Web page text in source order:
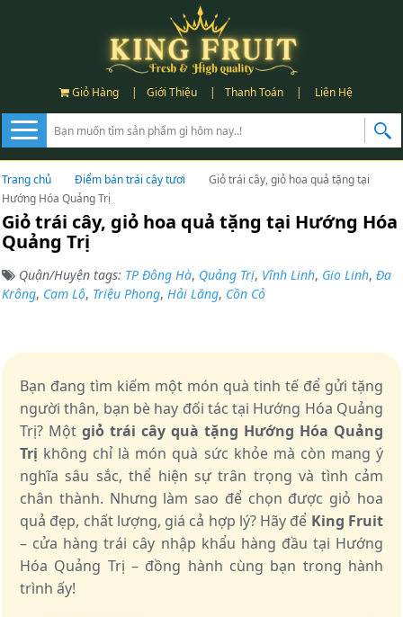
Giỏ Hàng | Giới Thiệu | Thanh Toán | Liên Hệ
Trang chủ Điểm bán trái cây tươi
Giỏ trái cây, giỏ hoa quả tặng tại
Hướng Hóa Quảng Trị
Giỏ trái cây, giỏ hoa quả tặng tại Hướng Hóa
Quảng Trị
Quận/Huyện tags: TP Đông Hà, Quảng Trị, Vĩnh Linh, Gio Linh, Đa
Krông, Cam Lộ, Triệu Phong, Hải Lăng, Cồn Cỏ
Bạn đang tìm kiếm một món quà tinh tế để gửi tặng
người thân, bạn bè hay đối tác tại Hướng Hóa Quảng
Trị? Một giỏ trái cây quà tặng Hướng Hóa Quảng
Trị không chỉ là món quà sức khỏe mà còn mang ý
nghĩa sâu sắc, thể hiện sự trân trọng và tình cảm
chân thành. Nhưng làm sao để chọn được giỏ hoa
quả đẹp, chất lượng, giá cả hợp lý? Hãy để King Fruit
– cửa hàng trái cây nhập khẩu hàng đầu tại Hướng
Hóa Quảng Trị – đồng hành cùng bạn trong hành
trình ấy!